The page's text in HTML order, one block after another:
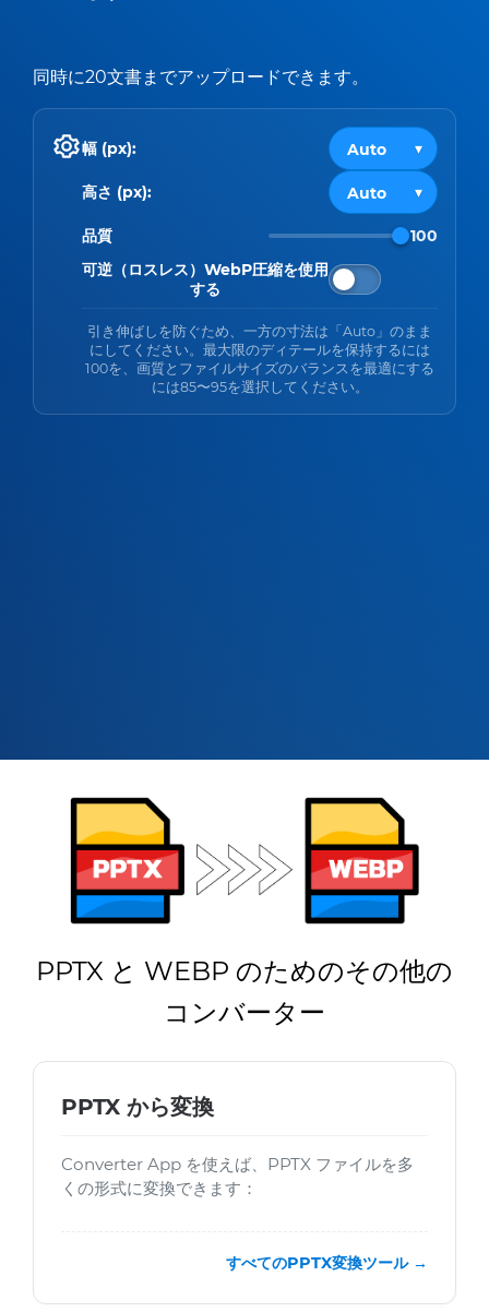
同時に20文書までアップロードできます。
幅 (px):
高さ (px):
品質
100
可逆（ロスレス）WebP圧縮を使用
する
引き伸ばしを防ぐため、一方の寸法は「Auto」のまま
にしてください。最大限のディテールを保持するには
100を、画質とファイルサイズのバランスを最適にする
には85〜95を選択してください。
PPTX と WEBP のためのその他の
コンバーター
PPTX から変換
Converter App を使えば、PPTX ファイルを多
くの形式に変換できます：
すべてのPPTX変換ツール →